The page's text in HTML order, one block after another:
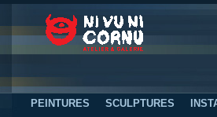
PEINTURES SCULPTURES